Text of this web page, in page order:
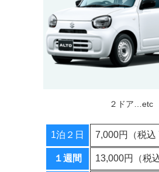
２ドア…etc
1泊２日 7,000円（税込
１週間 13,000円（税